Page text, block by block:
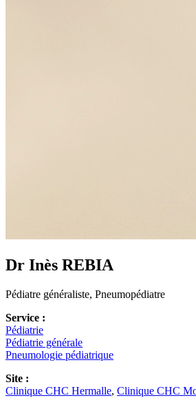
Dr Inès REBIA
Pédiatre généraliste, Pneumopédiatre
Service :
Pédiatrie
Pédiatrie générale
Pneumologie pédiatrique
Site :
Clinique CHC Hermalle, Clinique CHC